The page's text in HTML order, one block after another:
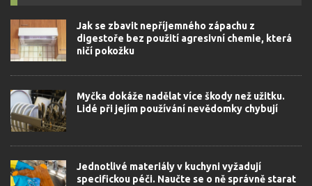
Jak se zbavit nepříjemného zápachu z
digestoře bez použití agresivní chemie, která
ničí pokožku
Myčka dokáže nadělat více škody než užitku.
Lidé při jejím používání nevědomky chybují
Jednotlivé materiály v kuchyni vyžadují
specifickou péči. Naučte se o ně správně starat